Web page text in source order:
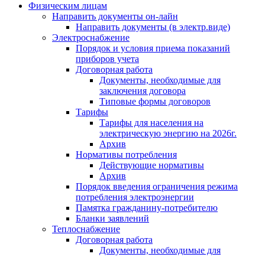
Физическим лицам
Направить документы он-лайн
Направить документы (в электр.виде)
Электроснабжение
Порядок и условия приема показаний
приборов учета
Договорная работа
Документы, необходимые для
заключения договора
Типовые формы договоров
Тарифы
Тарифы для населения на
электрическую энергию на 2026г.
Архив
Нормативы потребления
Действующие нормативы
Архив
Порядок введения ограничения режима
потребления электроэнергии
Памятка гражданину-потребителю
Бланки заявлений
Теплоснабжение
Договорная работа
Документы, необходимые для